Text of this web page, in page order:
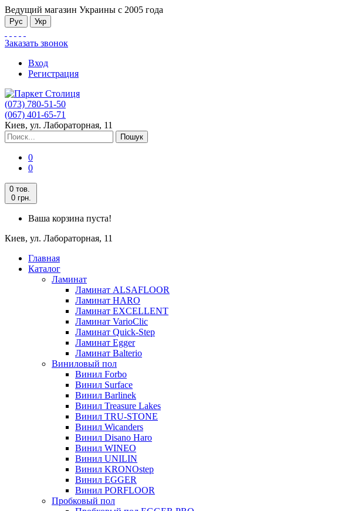
Ведущий магазин Украины с 2005 года
Рус Укр
Заказать звонок
Вход
Регистрация
(073) 780-51-50
(067) 401-65-71
Киев, ул. Лабораторная, 11
Пошук
0
0
0 тов.
0 грн.
Ваша корзина пуста!
Киев, ул. Лабораторная, 11
Главная
Каталог
Ламинат
Ламинат ALSAFLOOR
Ламинат HARO
Ламинат EXCELLENT
Ламинат VarioClic
Ламинат Quick-Step
Ламинат Egger
Ламинат Balterio
Виниловый пол
Винил Forbo
Винил Surface
Винил Barlinek
Винил Treasure Lakes
Винил TRU-STONE
Винил Wicanders
Винил Disano Haro
Винил WINEO
Винил UNILIN
Винил KRONOstep
Винил EGGER
Винил PORFLOOR
Пробковый пол